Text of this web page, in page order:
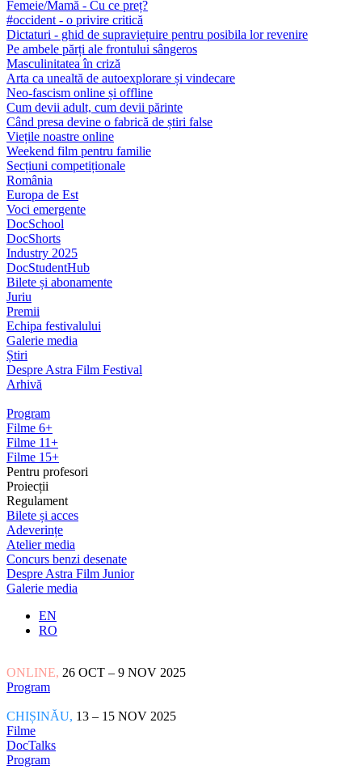
Femeie/Mamă - Cu ce preț?
#occident - o privire critică
Dictaturi - ghid de supraviețuire pentru posibila lor revenire
Pe ambele părți ale frontului sângeros
Masculinitatea în criză
Arta ca unealtă de autoexplorare și vindecare
Neo-fascism online și offline
Cum devii adult, cum devii părinte
Când presa devine o fabrică de știri false
Viețile noastre online
Weekend film pentru familie
Secțiuni competiționale
România
Europa de Est
Voci emergente
DocSchool
DocShorts
Industry 2025
DocStudentHub
Bilete și abonamente
Juriu
Premii
Echipa festivalului
Galerie media
Știri
Despre Astra Film Festival
Arhivă
Program
Filme 6+
Filme 11+
Filme 15+
Pentru profesori
Proiecții
Regulament
Bilete și acces
Adeverințe
Atelier media
Concurs benzi desenate
Despre Astra Film Junior
Galerie media
EN
RO
ONLINE, 26 OCT – 9 NOV 2025
Program
CHIȘINĂU, 13 – 15 NOV 2025
Filme
DocTalks
Program